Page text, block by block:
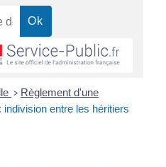
> Règlement d'une
indivision entre les héritiers